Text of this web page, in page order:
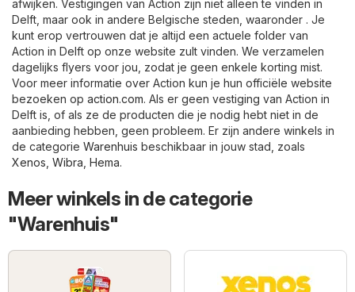
afwijken. Vestigingen van Action zijn niet alleen te vinden in
Delft, maar ook in andere Belgische steden, waaronder . Je
kunt erop vertrouwen dat je altijd een actuele folder van
Action in Delft op onze website zult vinden. We verzamelen
dagelijks flyers voor jou, zodat je geen enkele korting mist.
Voor meer informatie over Action kun je hun officiële website
bezoeken op action.com. Als er geen vestiging van Action in
Delft is, of als ze de producten die je nodig hebt niet in de
aanbieding hebben, geen probleem. Er zijn andere winkels in
de categorie Warenhuis beschikbaar in jouw stad, zoals
Xenos Wibra Hema.
Meer winkels in de categorie
"Warenhuis"